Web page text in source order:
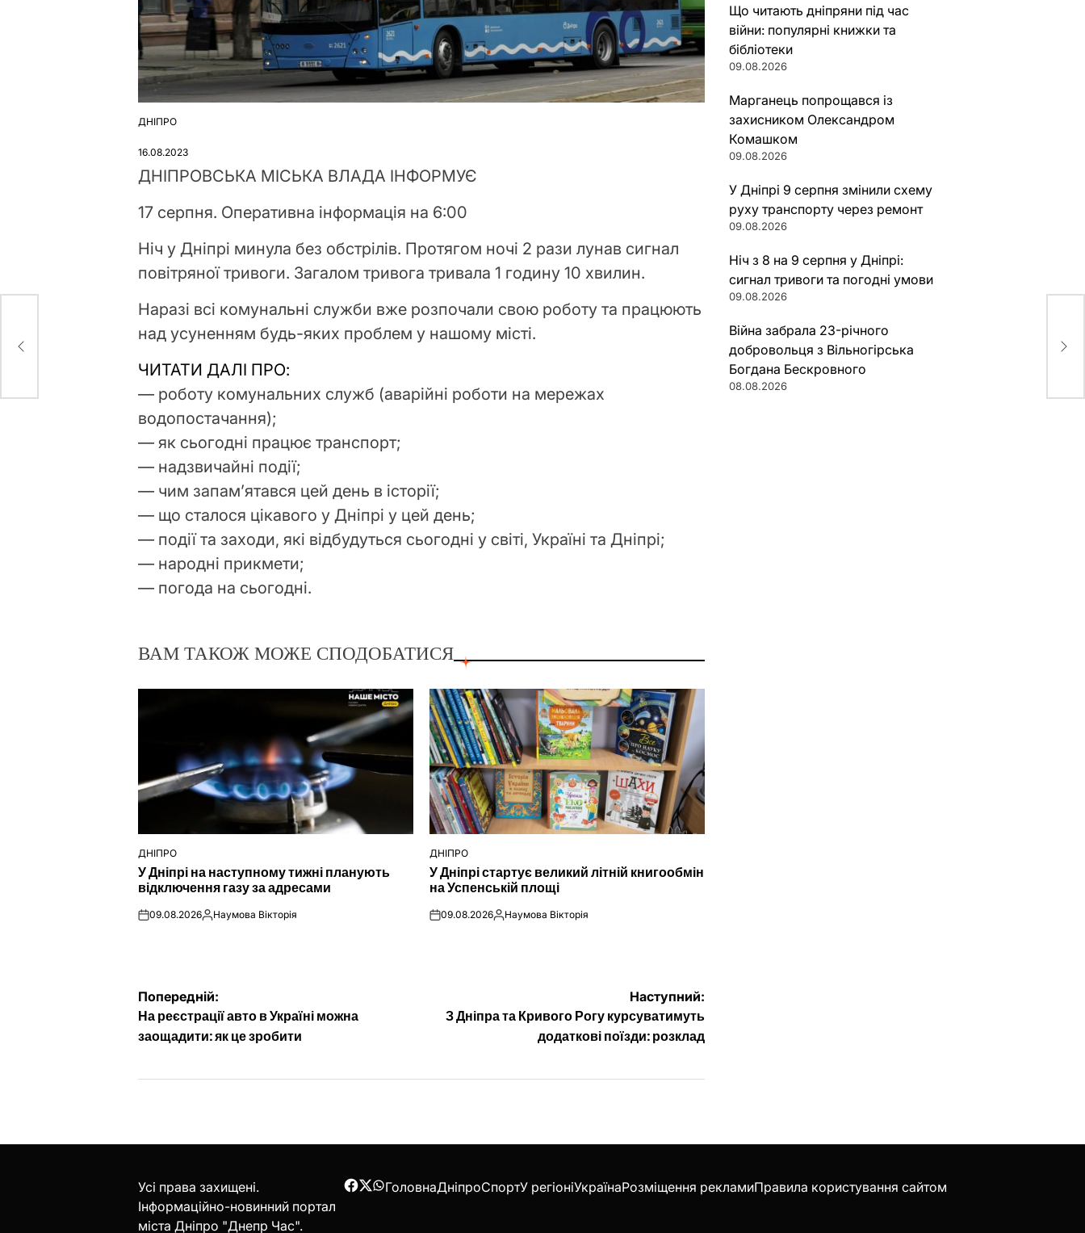
ОПУБЛІКУВАТИ
ДНІПРО
16.08.2023
ДНІПРОВСЬКА МІСЬКА ВЛАДА ІНФОРМУЄ
17 серпня. Оперативна інформація на 6:00
Ніч у Дніпрі минула без обстрілів. Протягом ночі 2 рази лунав сигнал
повітряної тривоги. Загалом тривога тривала 1 годину 10 хвилин.
Наразі всі комунальні служби вже розпочали свою роботу та працюють
над усуненням будь-яких проблем у нашому місті.
ЧИТАТИ ДАЛІ ПРО:
— роботу комунальних служб (аварійні роботи на мережах
водопостачання);
— як сьогодні працює транспорт;
— надзвичайні події;
— чим запам’ятався цей день в історії;
— що сталося цікавого у Дніпрі у цей день;
— події та заходи, які відбудуться сьогодні у світі, Україні та Дніпрі;
— народні прикмети;
— погода на сьогодні.
ВАМ ТАКОЖ МОЖЕ СПОДОБАТИСЯ
ОПУБЛІКУВАТИ
У
ДНІПРО
У Дніпрі на наступному тижні планують
відключення газу за адресами
on09.08.2026Опубліковано
Наумова Вікторія
ОПУБЛІКУВАТИ
У
ДНІПРО
У Дніпрі стартує великий літній книгообмін
на Успенській площі
on09.08.2026Опубліковано
Наумова Вікторія
Навігація
записів
Попередній:
На реєстрації авто в Україні можна
заощадити: як це зробити
Наступний:
З Дніпра та Кривого Рогу курсуватимуть
додаткові поїзди: розклад
Що читають дніпряни під час
війни: популярні книжки та
бібліотеки
09.08.2026
Марганець попрощався із
захисником Олександром
Комашком
09.08.2026
У Дніпрі 9 серпня змінили схему
руху транспорту через ремонт
09.08.2026
Ніч з 8 на 9 серпня у Дніпрі:
сигнал тривоги та погодні умови
09.08.2026
Війна забрала 23-річного
добровольця з Вільногірська
Богдана Бескровного
08.08.2026
Усі права захищені.
Інформаційно-новинний портал
міста Дніпро "Днепр Час".
Facebook
Twitter
WhatsApp
ГоловнаДніпроСпортУ регіоніУкраїнаРозміщення рекламиПравила користування сайтом